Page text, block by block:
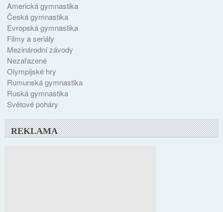
Americká gymnastika
Česká gymnastika
Evropská gymnastika
Filmy a seriály
Mezinárodní závody
Nezařazené
Olympijské hry
Rumunská gymnastika
Ruská gymnastika
Světové poháry
REKLAMA